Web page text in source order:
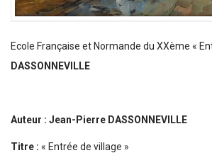
Ecole Française et Normande du XXème «
DASSONNEVILLE
Auteur : Jean-Pierre
Titre : « Entrée de village »